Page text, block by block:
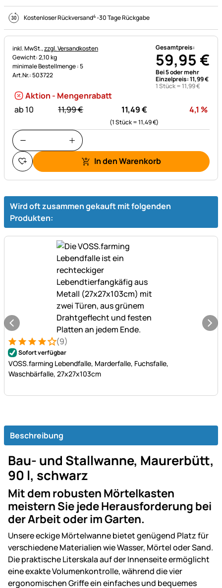
Kostenloser Rückversand4-30 Tage Rückgabe
Steuerhinweis:
inkl. MwSt.,zzgl. Versandkosten
Gewicht: 2,10 kg
minimale Bestellmenge : 5
Art.Nr.: 503722
Gesamtpreis:
59,95€
Bei 5 oder mehr
Einzelpreis:11,99€
1 Stück =11,99€
Aktion - Mengenrabatt
ab 10
statt:
11,99€ 11,49€
(1 Stück =11,49€)
4,1 %
In den Warenkorb
Wird oft zusammen gekauft mit folgenden
Produkten:
Bewertung: 4 von 5 (9 Bewertungen)
9 Bewertungen
(9)
Sofort verfügbar
VOSS.farming Lebendfalle, Marderfalle, Fuchsfalle,
Waschbärfalle, 27x27x103cm
Beschreibung
Bau- und Stallwanne, Maurerbütt,
90 l, schwarz
Mit dem robusten Mörtelkasten
meistern Sie jede Herausforderung bei
der Arbeit oder im Garten.
Unsere eckige Mörtelwanne bietet genügend Platz für
verschiedene Materialien wie Wasser, Mörtel oder Sand.
Die praktische Literskala auf der Innenseite ermöglicht
eine exakte Volumenkontrolle, während die vier
ergonomischen Griffe ein einfaches und bequemes